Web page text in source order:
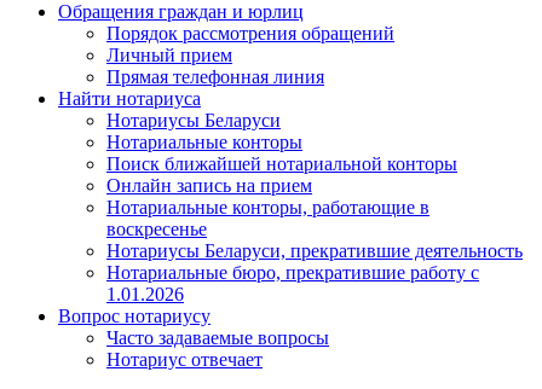
Обращения граждан и юрлиц
Порядок рассмотрения обращений
Личный прием
Прямая телефонная линия
Найти нотариуса
Нотариусы Беларуси
Нотариальные конторы
Поиск ближайшей нотариальной конторы
Онлайн запись на прием
Нотариальные конторы, работающие в
воскресенье
Нотариусы Беларуси, прекратившие деятельность
Нотариальные бюро, прекратившие работу с
1.01.2026
Вопрос нотариусу
Часто задаваемые вопросы
Нотариус отвечает